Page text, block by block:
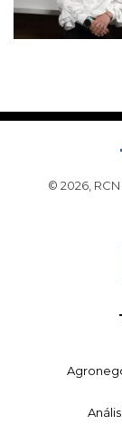
© 2026,